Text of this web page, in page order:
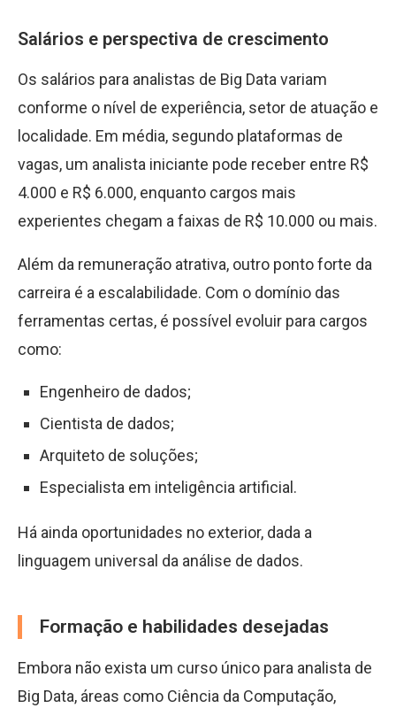
Salários e perspectiva de crescimento
Os salários para analistas de Big Data variam
conforme o nível de experiência, setor de atuação e
localidade. Em média, segundo plataformas de
vagas, um analista iniciante pode receber entre R$
4.000 e R$ 6.000, enquanto cargos mais
experientes chegam a faixas de R$ 10.000 ou mais.
Além da remuneração atrativa, outro ponto forte da
carreira é a escalabilidade. Com o domínio das
ferramentas certas, é possível evoluir para cargos
como:
Engenheiro de dados;
Cientista de dados;
Arquiteto de soluções;
Especialista em inteligência artificial.
Há ainda oportunidades no exterior, dada a
linguagem universal da análise de dados.
Formação e habilidades desejadas
Embora não exista um curso único para analista de
Big Data, áreas como Ciência da Computação,